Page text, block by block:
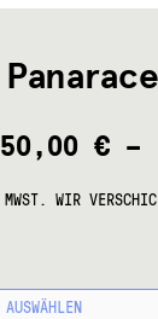
50,00€ –
WIR